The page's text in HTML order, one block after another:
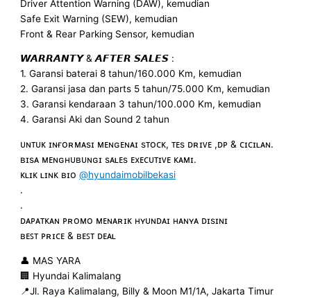
Driver Attention Warning (DAW), kemudian
Safe Exit Warning (SEW), kemudian
Front & Rear Parking Sensor, kemudian
𝙒𝘼𝙍𝙍𝘼𝙉𝙏𝙔 & 𝘼𝙁𝙏𝙀𝙍 𝙎𝘼𝙇𝙀𝙎 :
1. Garansi baterai 8 tahun/160.000 Km, kemudian
2. Garansi jasa dan parts 5 tahun/75.000 Km, kemudian
3. Garansi kendaraan 3 tahun/100.000 Km, kemudian
4. Garansi Aki dan Sound 2 tahun
ᴜɴᴛᴜᴋ ɪɴғᴏʀᴍᴀsɪ ᴍᴇɴɢᴇɴᴀɪ sᴛᴏᴄᴋ, ᴛᴇs ᴅʀɪᴠᴇ ,ᴅᴘ & ᴄɪᴄɪʟᴀɴ.
ʙɪsᴀ ᴍᴇɴɢʜᴜʙᴜɴɢɪ sᴀʟᴇs ᴇxᴇᴄᴜᴛɪᴠᴇ ᴋᴀᴍɪ.
ᴋʟɪᴋ ʟɪɴᴋ ʙɪᴏ@hyundaimobilbekasi
.
.
ᴅᴀᴘᴀᴛᴋᴀɴ ᴘʀᴏᴍᴏ ᴍᴇɴᴀʀɪᴋ ʜʏᴜɴᴅᴀɪ ʜᴀɴʏᴀ ᴅɪsɪɴɪ
ʙᴇꜱᴛ ᴘʀɪᴄᴇ & ʙᴇꜱᴛ ᴅᴇᴀʟ
👤 MAS YARA
🏢 Hyundai Kalimalang
📍Jl. Raya Kalimalang, Billy & Moon M1/1A, Jakarta Timur